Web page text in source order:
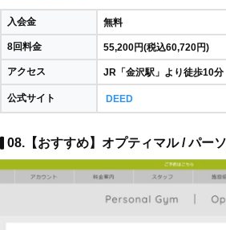
入会金 無料
8回料金 55,200円(税込60,720円)
アクセス JR「金沢駅」より徒歩10分
公式サイト DEED
08.【おすすめ】オプティマル / パー